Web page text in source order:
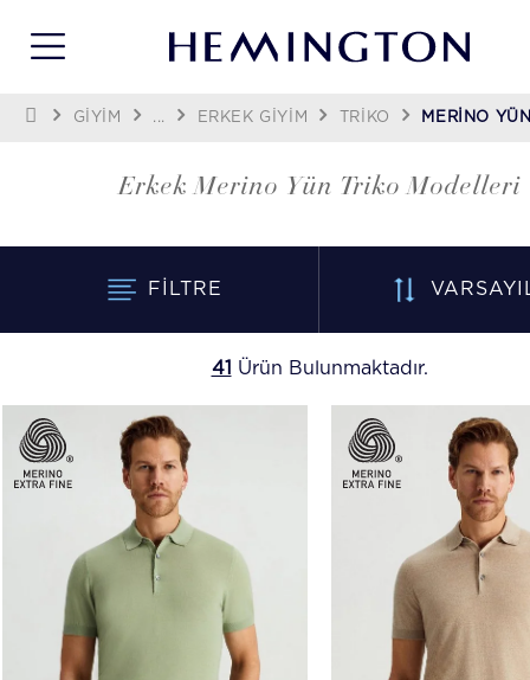
GİYİM ... ERKEK GIYIM TRIKO MERINO
Erkek Merino Yün Triko Modelleri
FILTRE
41 Ürün Bulunmaktadır.